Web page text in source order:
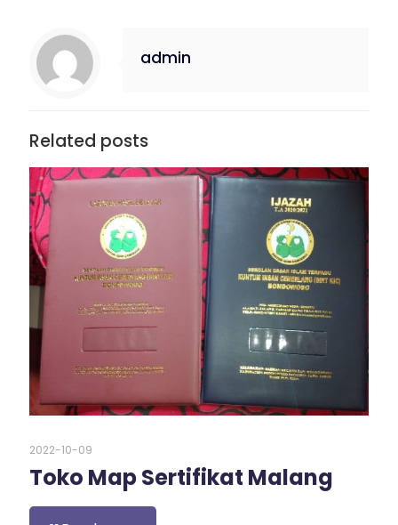
admin
Related posts
2022-10-09
Toko Map Sertifikat Malang